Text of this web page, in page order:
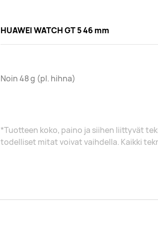
HUAWEI WATCH GT 5 46 mm
Noin 48 g (pl. hihna)
*Tuotteen koko, paino ja siihen liittyvät
todelliset mitat voivat vaihdella. Kaikki